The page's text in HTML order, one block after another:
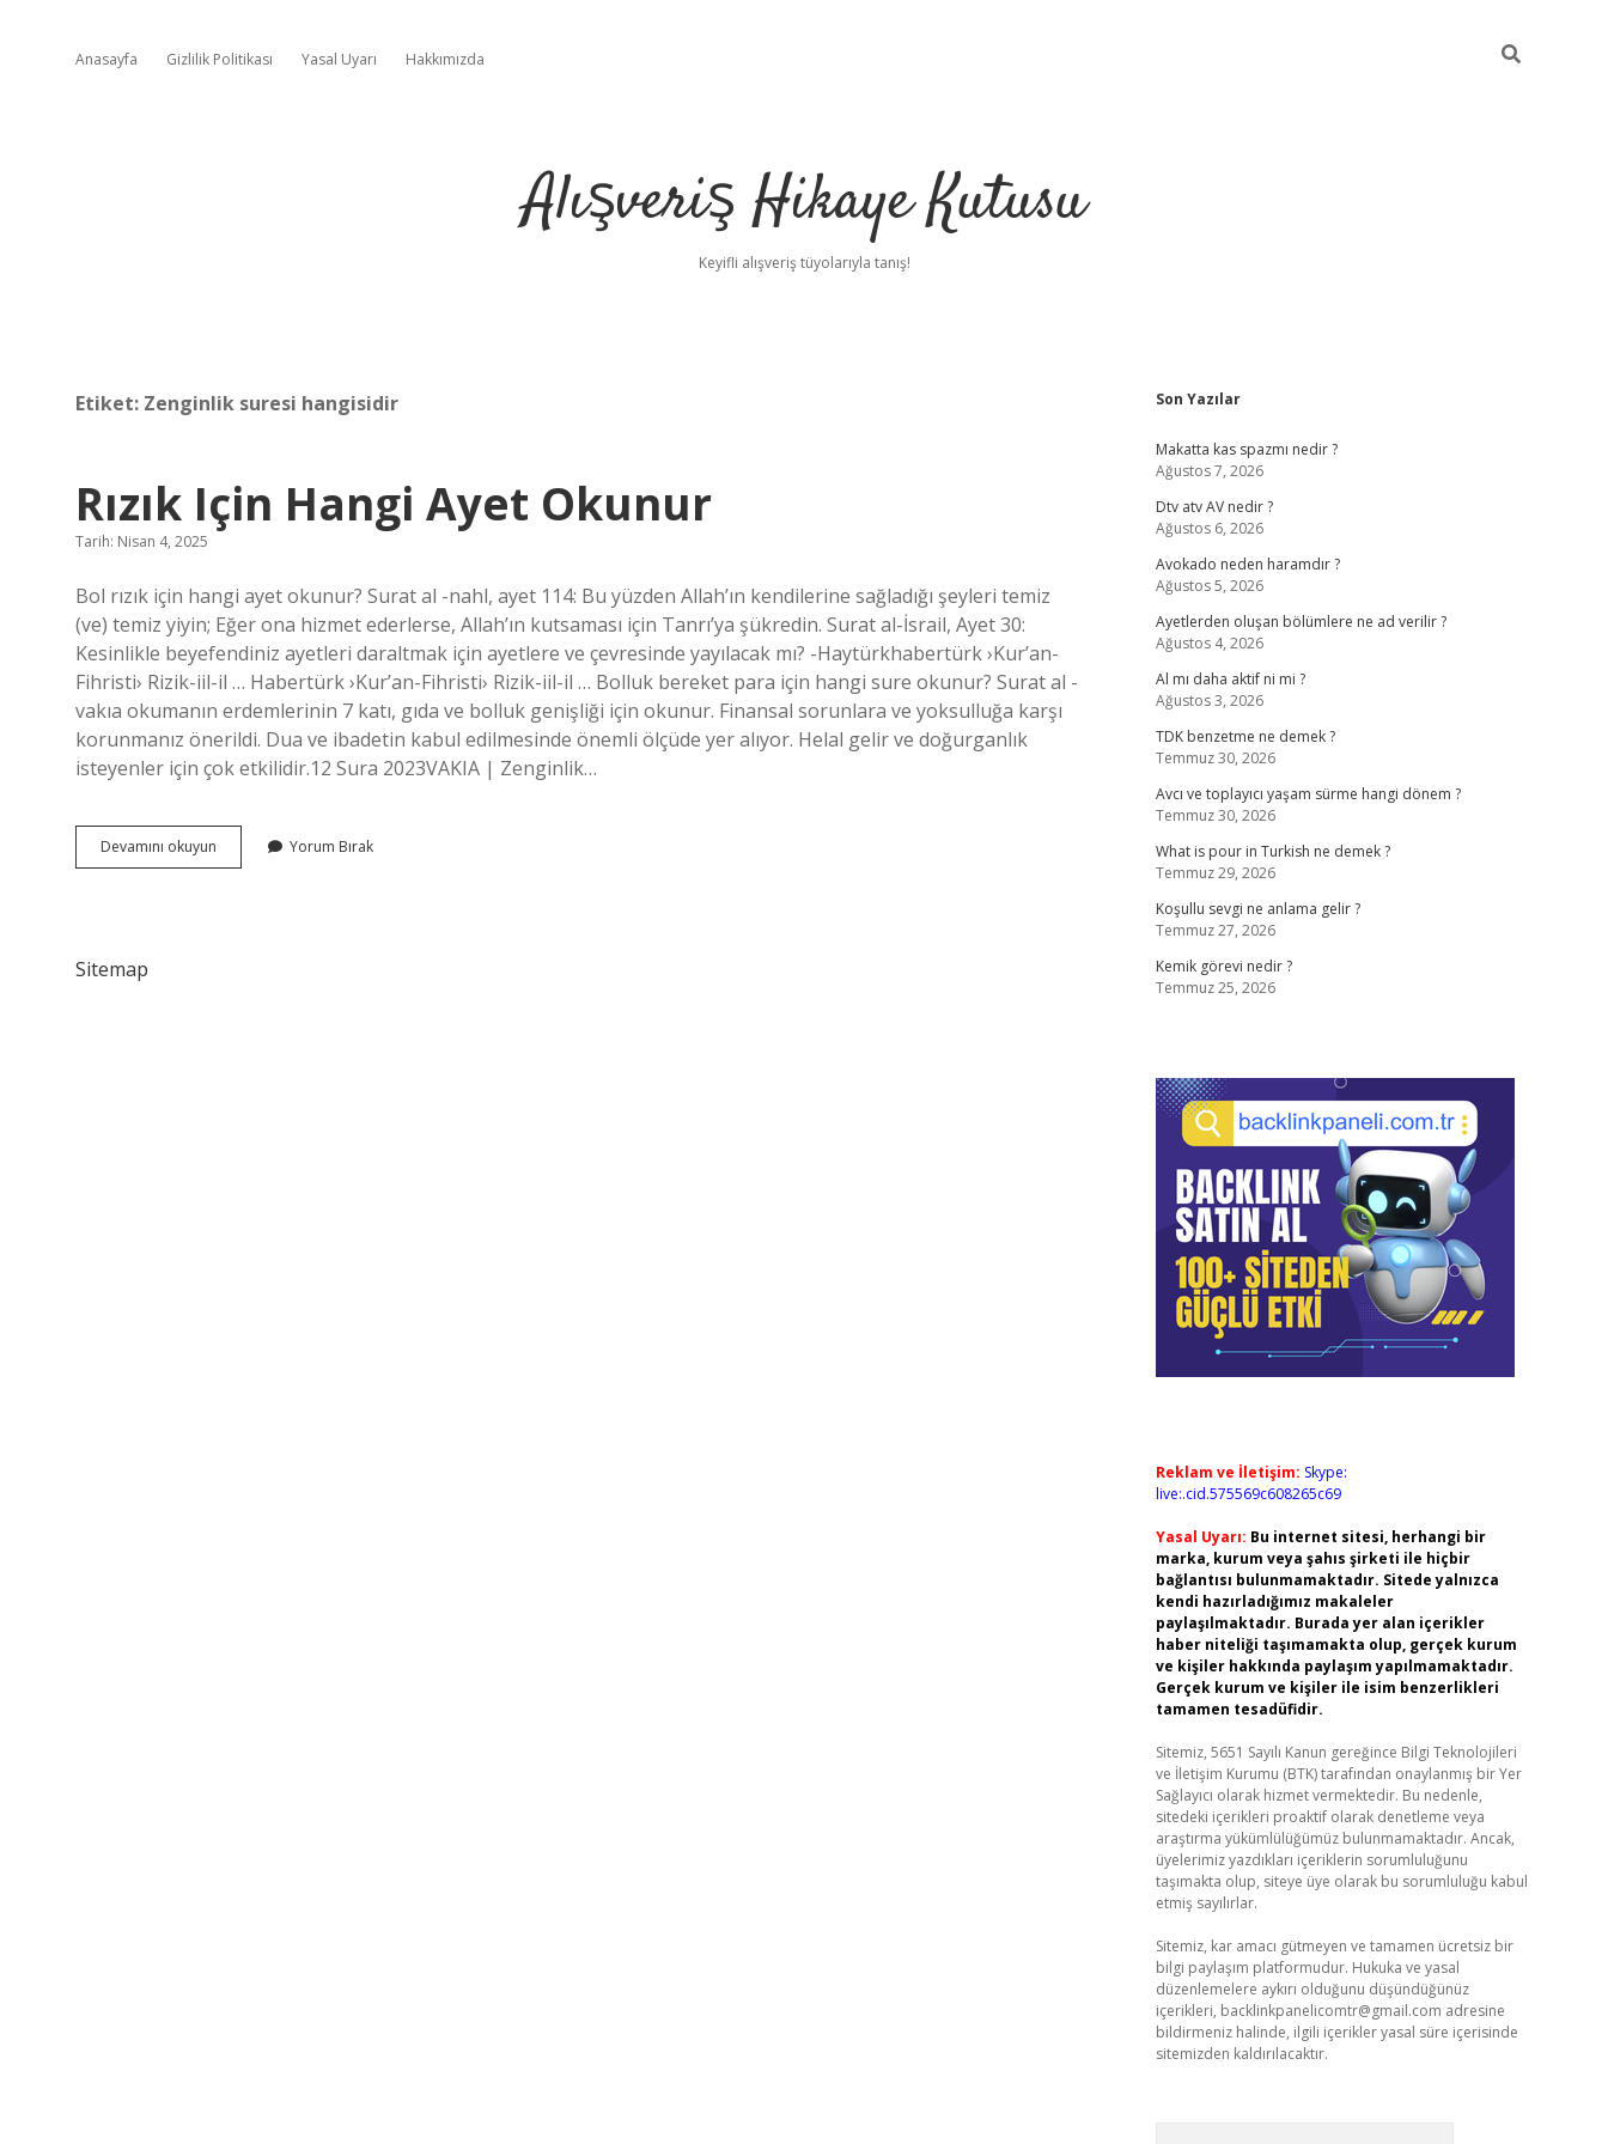
Anasayfa Gizlilik Politikası Yasal Uyarı Hakkımızda
Alışveriş Hikaye Kutusu
Keyifli alışveriş tüyolarıyla tanış!
Etiket: Zenginlik suresi hangisidir
Rızık Için Hangi Ayet Okunur
Tarih: Nisan 4, 2025
Bol rızık için hangi ayet okunur? Surat al -nahl, ayet 114: Bu yüzden Allah’ın kendilerine sağladığı şeyleri temiz
(ve) temiz yiyin; Eğer ona hizmet ederlerse, Allah’ın kutsaması için Tanrı’ya şükredin. Surat al-İsrail, Ayet 30:
Kesinlikle beyefendiniz ayetleri daraltmak için ayetlere ve çevresinde yayılacak mı? -Haytürkhabertürk ›Kur’an-
Fihristi› Rizik-iil-il … Habertürk ›Kur’an-Fihristi› Rizik-iil-il … Bolluk bereket para için hangi sure okunur? Surat al -
vakıa okumanın erdemlerinin 7 katı, gıda ve bolluk genişliği için okunur. Finansal sorunlara ve yoksulluğa karşı
korunmanız önerildi. Dua ve ibadetin kabul edilmesinde önemli ölçüde yer alıyor. Helal gelir ve doğurganlık
isteyenler için çok etkilidir.12 Sura 2023VAKIA | Zenginlik…
Devamını okuyun
Için
Yorum Bırak
Sitemap
Sidebar
Son Yazılar
Makatta kas spazmı nedir ?
Ağustos 7, 2026
Dtv atv AV nedir ?
Ağustos 6, 2026
Avokado neden haramdır ?
Ağustos 5, 2026
Ayetlerden oluşan bölümlere ne ad verilir ?
Ağustos 4, 2026
Al mı daha aktif ni mi ?
Ağustos 3, 2026
TDK benzetme ne demek ?
Temmuz 30, 2026
Avcı ve toplayıcı yaşam sürme hangi dönem ?
Temmuz 30, 2026
What is pour in Turkish ne demek ?
Temmuz 29, 2026
Koşullu sevgi ne anlama gelir ?
Temmuz 27, 2026
Kemik görevi nedir ?
Temmuz 25, 2026
Reklam ve İletişim: Skype:
live:.cid.575569c608265c69
Yasal Uyarı: Bu internet sitesi, herhangi bir
marka, kurum veya şahıs şirketi ile hiçbir
bağlantısı bulunmamaktadır. Sitede yalnızca
kendi hazırladığımız makaleler
paylaşılmaktadır. Burada yer alan içerikler
haber niteliği taşımamakta olup, gerçek kurum
ve kişiler hakkında paylaşım yapılmamaktadır.
Gerçek kurum ve kişiler ile isim benzerlikleri
tamamen tesadüfidir.
Sitemiz, 5651 Sayılı Kanun gereğince Bilgi Teknolojileri
ve İletişim Kurumu (BTK) tarafından onaylanmış bir Yer
Sağlayıcı olarak hizmet vermektedir. Bu nedenle,
sitedeki içerikleri proaktif olarak denetleme veya
araştırma yükümlülüğümüz bulunmamaktadır. Ancak,
üyelerimiz yazdıkları içeriklerin sorumluluğunu
taşımakta olup, siteye üye olarak bu sorumluluğu kabul
etmiş sayılırlar.
Sitemiz, kar amacı gütmeyen ve tamamen ücretsiz bir
bilgi paylaşım platformudur. Hukuka ve yasal
düzenlemelere aykırı olduğunu düşündüğünüz
içerikleri, backlinkpanelicomtr@gmail.com adresine
bildirmeniz halinde, ilgili içerikler yasal süre içerisinde
sitemizden kaldırılacaktır.